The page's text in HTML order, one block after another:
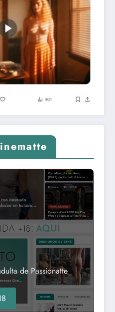
de Passionatte